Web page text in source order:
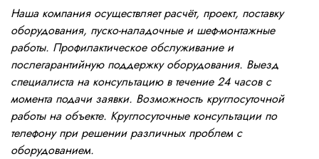
Наша компания осуществляет расчёт, проект, поставку
оборудования, пуско-наладочные и шеф-монтажные
работы. Профилактическое обслуживание и
послегарантийную поддержку оборудования. Выезд
специалиста на консультацию в течение 24 часов с
момента подачи заявки. Возможность круглосуточной
работы на объекте. Круглосуточные консультации по
телефону при решении различных проблем с
оборудованием.